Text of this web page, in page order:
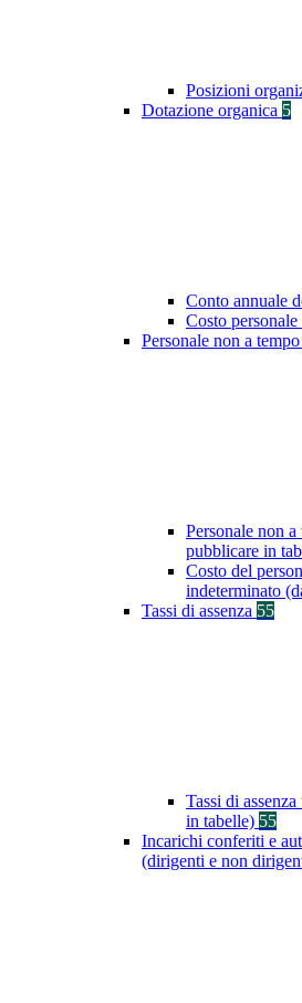
Posizioni
Dotazione organica 5
Conto annuale
Costo
Personale non a
Personale non
pubblicare in
Costo del
indeterminato
Tassi di assenza 55
Tassi di
in tabelle) 55
Incarichi conferiti e
(dirigenti e non